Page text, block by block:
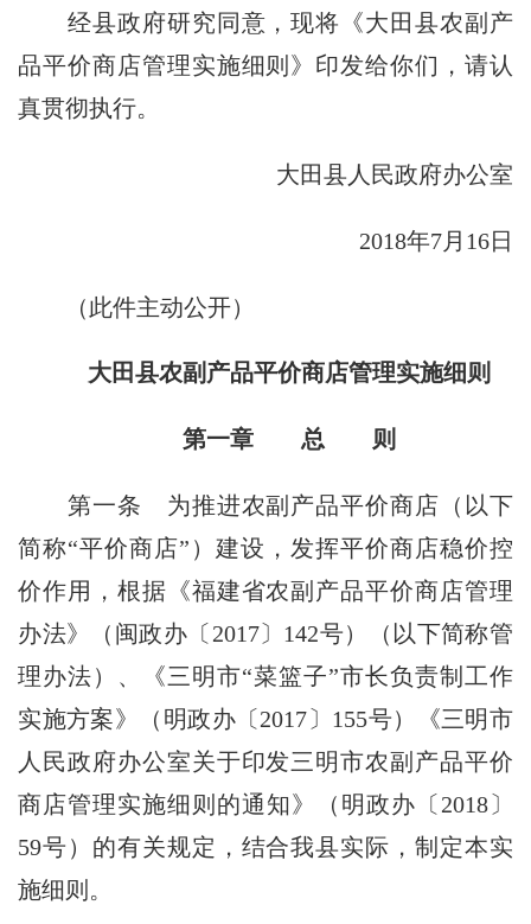
经县政府研究同意，现将《大田县农副产
品平价商店管理实施细则》印发给你们，请认
真贯彻执行。
大田县人民政府办公室
2018年7月16日
（此件主动公开）
大田县农副产品平价商店管理实施细则
第一章 总 则
第一条 为推进农副产品平价商店（以下
简称“平价商店”）建设，发挥平价商店稳价控
价作用，根据《福建省农副产品平价商店管理
办法》（闽政办〔2017〕142号）（以下简称管
理办法）、《三明市“菜篮子”市长负责制工作
实施方案》（明政办〔2017〕155号）《三明市
人民政府办公室关于印发三明市农副产品平价
商店管理实施细则的通知》（明政办〔2018〕
59号）的有关规定，结合我县实际，制定本实
施细则。